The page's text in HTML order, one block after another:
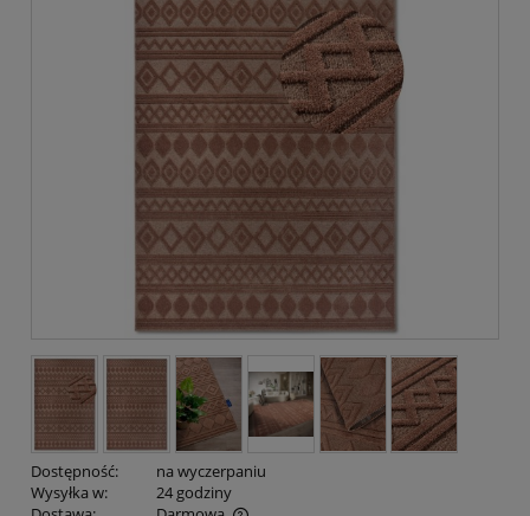
Dostępność:
na wyczerpaniu
Wysyłka w:
24 godziny